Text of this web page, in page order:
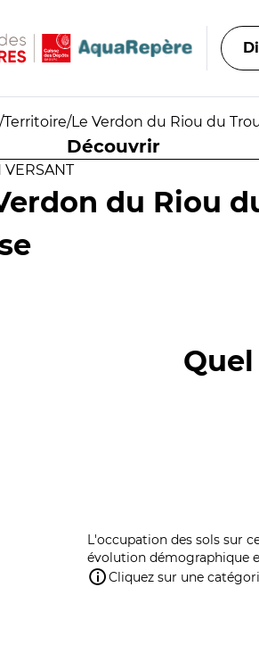
/Territoire/Le Verdon du Riou du
Découvrir
VERSANT
du Riou
L'occupation des sols sur
évolution démographique
Cliquez sur une